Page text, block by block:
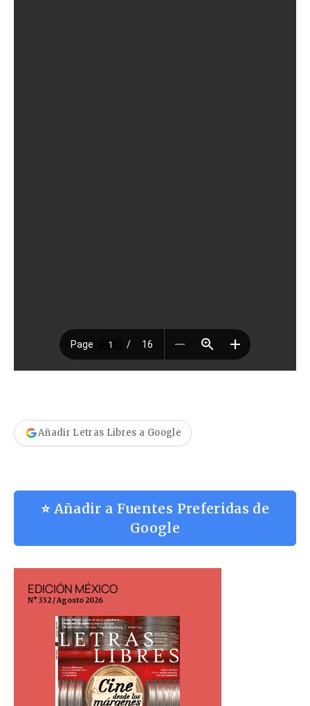
Añadir Letras Libres a Google
⭐ Añadir a Fuentes Preferidas de
Google
EDICIÓN MÉXICO
N° 332 / Agosto 2026